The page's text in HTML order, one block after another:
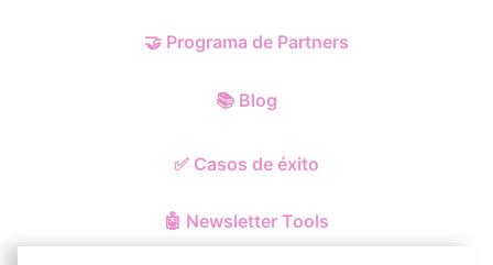
🤝 Programa de Partners
📚 Blog
✅ Casos de éxito
🤖 Newsletter Tools